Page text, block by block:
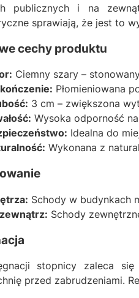
publicznych i na
sprawiają, że jest to
cechy produktu
Ciemny szary –
Płomieniowana
3 cm – zwiększona
Wysoka odporność
Idealna do
Wykonana z
Schody w budynkach
Schody
stopnicy zaleca się
przed zabrudzeniami.